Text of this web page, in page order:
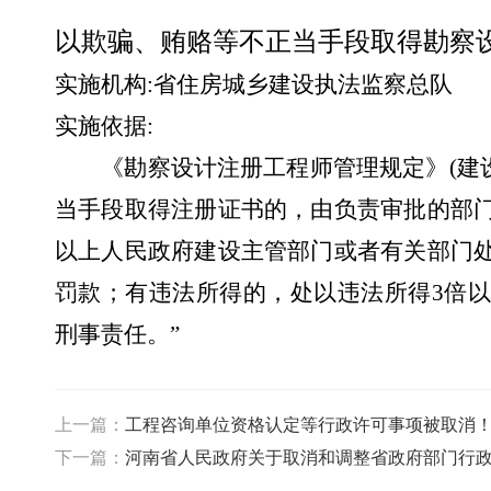
以欺骗、贿赂等不正当手段取得勘
实施机构:省住房城乡建设执法监察总队
实施依据:
《勘察设计注册工程师管理规定》 (建
当手段取得注册证书的，由负责审批的部
以上人民政府建设主管部门或者有关部门
罚款；有违法所得的，处以违法所得3倍
刑事责任。”
上一篇： 工程咨询单位资格认定等行政许可事项被取消
下一篇： 河南省人民政府关于取消和调整省政府部门行